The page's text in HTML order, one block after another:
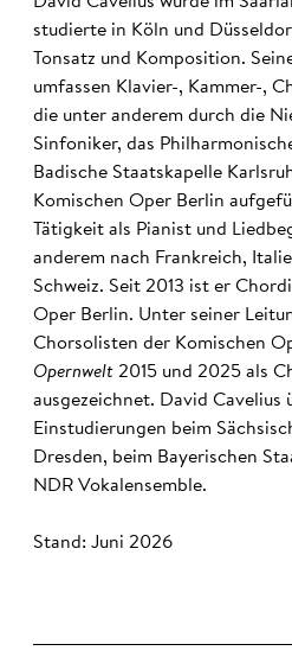
studierte in Köln und
Tonsatz und Komposition.
umfassen Klavier-, Kammer-,
die unter anderem durch die
Sinfoniker, das
Badische Staatskapelle
Komischen Oper Berlin
Tätigkeit als Pianist und
anderem nach Frankreich,
Schweiz. Seit 2013 ist er
Oper Berlin. Unter seiner
Chorsolisten der Komischen
Opernwelt 2015 und 2025 als
ausgezeichnet. David Cavelius
Einstudierungen beim
Dresden, beim Bayerischen
NDR Vokalensemble.
Stand: Juni 2026